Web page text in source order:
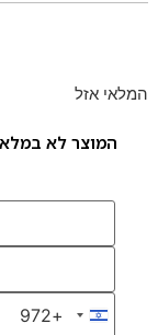
המלאי אזל
המוצר לא
Israel +972
+972